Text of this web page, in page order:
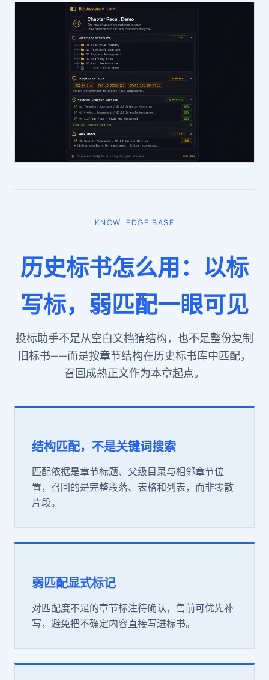
KNOWLEDGE BASE
历史标书怎么用：以标
写标，弱匹配一眼可见
投标助手不是从空白文档猜结构，也不是整份复制
旧标书——而是按章节结构在历史标书库中匹配，
召回成熟正文作为本章起点。
结构匹配，不是关键词搜索
匹配依据是章节标题、父级目录与相邻章节位
置，召回的是完整段落、表格和列表，而非零散
片段。
弱匹配显式标记
对匹配度不足的章节标注待确认，售前可优先补
写，避免把不确定内容直接写进标书。